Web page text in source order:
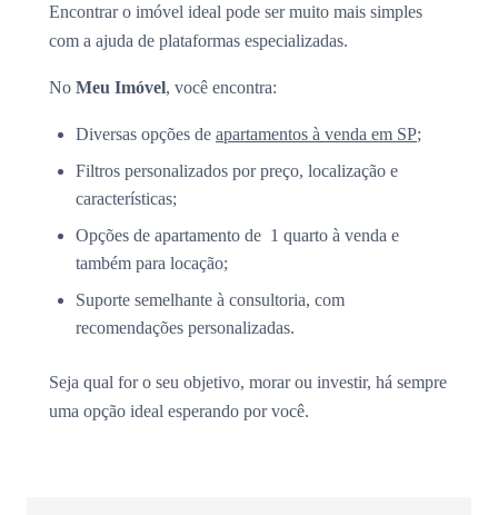
Encontrar o imóvel ideal pode ser muito mais simples
com a ajuda de plataformas especializadas.
No Meu Imóvel, você encontra:
Diversas opções de apartamentos à venda em SP;
Filtros personalizados por preço, localização e
características;
Opções de apartamento de 1 quarto à venda e
também para locação;
Suporte semelhante à consultoria, com
recomendações personalizadas.
Seja qual for o seu objetivo, morar ou investir, há sempre
uma opção ideal esperando por você.